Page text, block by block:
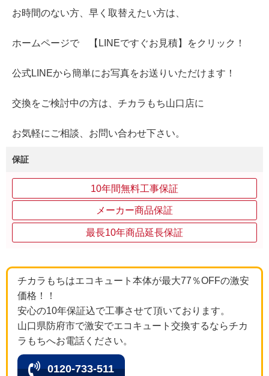
お時間のない方、早く取替えたい方は、
ホームページで 【LINEですぐお見積】をクリック！
公式LINEから簡単にお写真をお送りいただけます！
交換をご検討中の方は、チカラもち山口店に
お気軽にご相談、お問い合わせ下さい。
保証
10年間無料工事保証
メーカー商品保証
最長10年商品延長保証
チカラもちはエコキュート本体が最大77％OFFの激安
価格！！
安心の10年保証込で工事させて頂いております。
山口県防府市で激安でエコキュート交換するならチカ
ラもちへお電話ください。
0120-733-511